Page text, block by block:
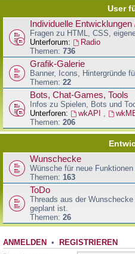
User
Individuelle
Fragen zu HTML, CSS,
Unterforum:
Radio
Themen: 736
Grafik-Galerie
Banner, Icons, Hintergründe
Themen: 22
Bots, Chat-Games, Tools
Infos zu Spielen, Bots und
Unterforen:
wkAPI ,
Themen: 206
Wunschecke
Wünsche für neue
Themen: 163
ToDo
Threads aus der
geplant ist.
Themen: 26
ANMELDEN • REGISTRIEREN